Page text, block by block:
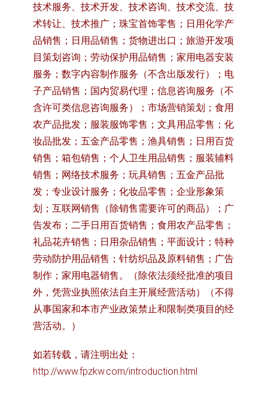
技术服务、技术开发、技术咨询、技术交流、技
术转让、技术推广；珠宝首饰零售；日用化学产
品销售；日用品销售；货物进出口；旅游开发项
目策划咨询；劳动保护用品销售；家用电器安装
服务；数字内容制作服务（不含出版发行）；电
子产品销售；国内贸易代理；信息咨询服务（不
含许可类信息咨询服务）；市场营销策划；食用
农产品批发；服装服饰零售；文具用品零售；化
妆品批发；五金产品零售；渔具销售；日用百货
销售；箱包销售；个人卫生用品销售；服装辅料
销售；网络技术服务；玩具销售；五金产品批
发；专业设计服务；化妆品零售；企业形象策
划；互联网销售（除销售需要许可的商品）；广
告发布；二手日用百货销售；食用农产品零售；
礼品花卉销售；日用杂品销售；平面设计；特种
劳动防护用品销售；针纺织品及原料销售；广告
制作；家用电器销售。（除依法须经批准的项目
外，凭营业执照依法自主开展经营活动）（不得
从事国家和本市产业政策禁止和限制类项目的经
营活动。）
如若转载，请注明出处：
http://www.fpzkw.com/introduction.html